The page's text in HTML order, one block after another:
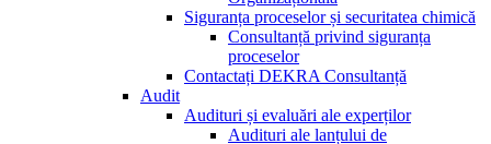
Siguranța proceselor și securitatea chimică
Consultanță privind siguranța
proceselor
Contactați DEKRA Consultanță
Audit
Audituri și evaluări ale experților
Audituri ale lanțului de